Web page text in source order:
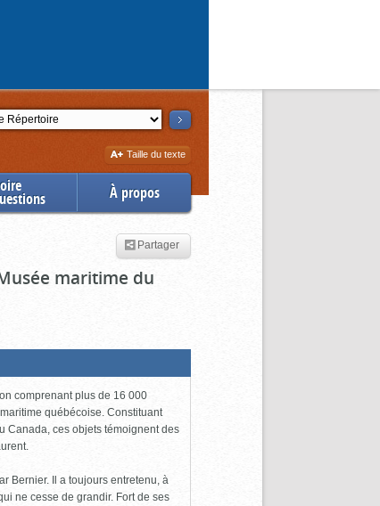
Augmenter
la
Taille du texte
À propos
Partager
maritime du
comprenant plus de 16 000
québécoise. Constituant
Canada, ces objets témoignent des
Bernier. Il a toujours entretenu, à
ne cesse de grandir. Fort de ses